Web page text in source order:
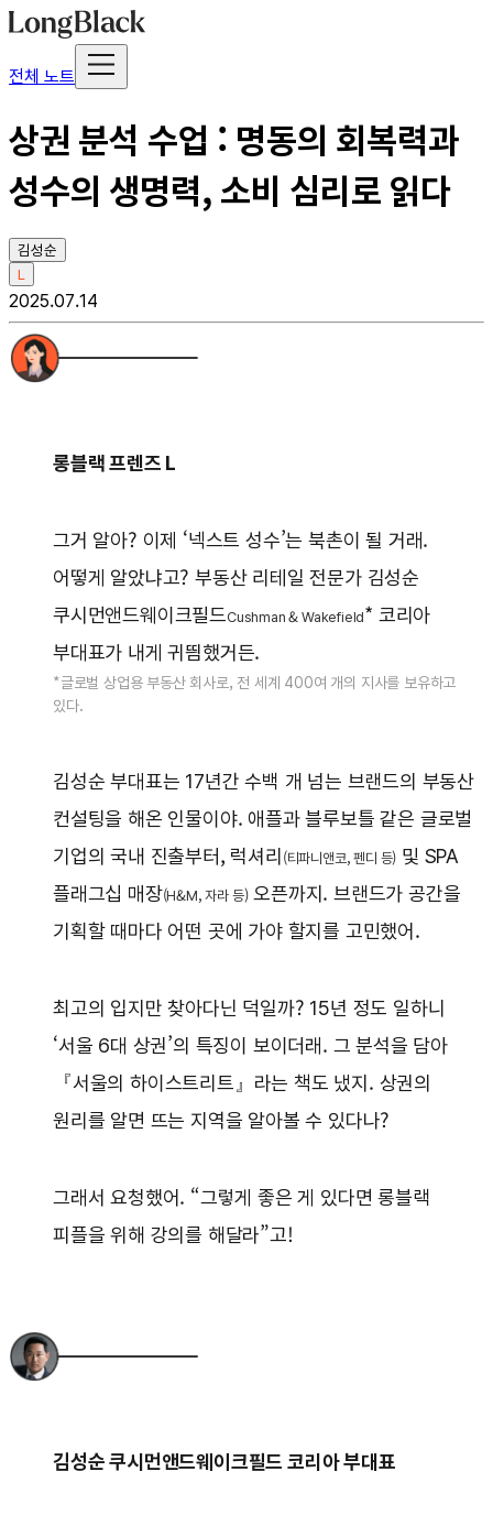
전체 노트
상권 분석 수업 : 명동의 회복력과
성수의 생명력, 소비 심리로 읽다
김성순
L
2025.07.14
롱블랙 프렌즈 L
그거 알아? 이제 ‘넥스트 성수’는 북촌이 될 거래.
어떻게 알았냐고? 부동산 리테일 전문가 김성순
쿠시먼앤드웨이크필드Cushman & Wakefield* 코리아
부대표가 내게 귀띔했거든.
*글로벌 상업용 부동산 회사로, 전 세계 400여 개의 지사를 보유하고
있다.
김성순 부대표는 17년간 수백 개 넘는 브랜드의 부동산
컨설팅을 해온 인물이야. 애플과 블루보틀 같은 글로벌
기업의 국내 진출부터, 럭셔리 (티파니앤코, 펜디 등) 및 SPA
플래그십 매장(H&M, 자라 등)오픈까지. 브랜드가 공간을
기획할 때마다 어떤 곳에 가야 할지를 고민했어.
최고의 입지만 찾아다닌 덕일까? 15년 정도 일하니
‘서울 6대 상권’의 특징이 보이더래. 그 분석을 담아
『서울의 하이스트리트』라는 책도 냈지. 상권의
원리를 알면 뜨는 지역을 알아볼 수 있다나?
그래서 요청했어. “그렇게 좋은 게 있다면 롱블랙
피플을 위해 강의를 해달라”고!
김성순 쿠시먼앤드웨이크필드 코리아 부대표